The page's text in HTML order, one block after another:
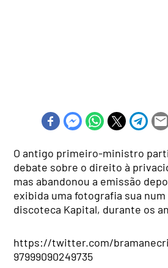
O antigo primeiro-ministro
debate sobre o direito à
mas abandonou a emissão
exibida uma fotografia sua
discoteca Kapital, durante os
https://twitter.com/
97999090249735